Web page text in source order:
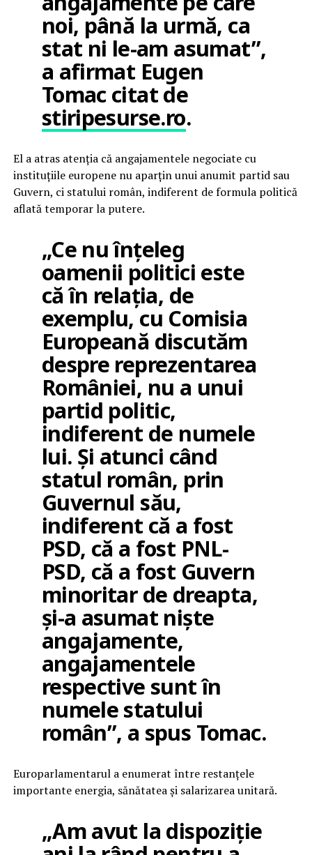
noi, până la urmă, ca
stat ni le-am asumat”,
a afirmat Eugen
Tomac citat de
stiripesurse.ro.
El a atras atenția că angajamentele negociate cu
instituțiile europene nu aparțin unui anumit partid sau
Guvern, ci statului român, indiferent de formula politică
aflată temporar la putere.
„Ce nu înțeleg
oamenii politici este
că în relația, de
exemplu, cu Comisia
Europeană discutăm
despre reprezentarea
României, nu a unui
partid politic,
indiferent de numele
lui. Și atunci când
statul român, prin
Guvernul său,
indiferent că a fost
PSD, că a fost PNL-
PSD, că a fost Guvern
minoritar de dreapta,
și-a asumat niște
angajamente,
angajamentele
respective sunt în
numele statului
român”, a spus Tomac.
Europarlamentarul a enumerat între restanțele
importante energia, sănătatea și salarizarea unitară.
„Am avut la dispoziție